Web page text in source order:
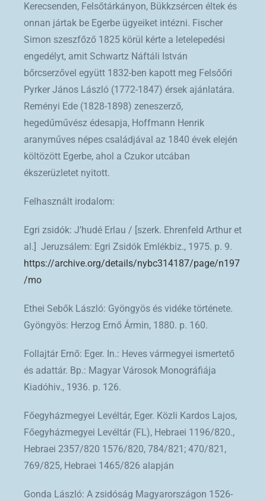
Kerecsenden, Felsőtárkányon, Bükkzsércen éltek és
onnan jártak be Egerbe ügyeiket intézni. Fischer
Simon szeszfőző 1825 körül kérte a letelepedési
engedélyt, amit Schwartz Náftáli István
bőrcserzővel együtt 1832-ben kapott meg Felsőőri
Pyrker János László (1772-1847) érsek ajánlatára.
Reményi Ede (1828-1898) zeneszerző,
hegedűművész édesapja, Hoffmann Henrik
aranyműves népes családjával az 1840 évek elején
költözött Egerbe, ahol a Czukor utcában
ékszerüzletet nyitott.
Felhasznált irodalom:
Egri zsidók: J’hudé Erlau / [szerk. Ehrenfeld Arthur et
al.] Jeruzsálem: Egri Zsidók Emlékbiz., 1975. p. 9.
https://archive.org/details/nybc314187/page/n197
/mo
Ethei Sebők László: Gyöngyös és vidéke története.
Gyöngyös: Herzog Ernő Ármin, 1880. p. 160.
Follajtár Ernő: Eger. In.: Heves vármegyei ismertető
és adattár. Bp.: Magyar Városok Monográfiája
Kiadóhiv., 1936. p. 126.
Főegyházmegyei Levéltár, Eger. Közli Kardos Lajos,
Főegyházmegyei Levéltár (FL), Hebraei 1196/820.,
Hebraei 2357/820 1576/820, 784/821; 470/821,
769/825, Hebraei 1465/826 alapján
Gonda László: A zsidóság Magyarországon 1526-